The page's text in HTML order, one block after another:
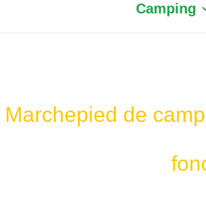
Camping
Marchepied de